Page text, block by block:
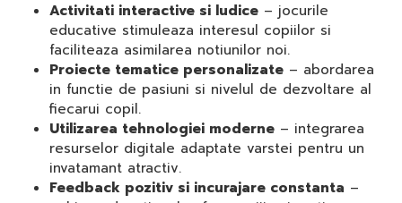
Activitati interactive si ludice – jocurile
educative stimuleaza interesul copiilor si
faciliteaza asimilarea notiunilor noi.
Proiecte tematice personalizate – abordarea
in functie de pasiuni si nivelul de dezvoltare al
fiecarui copil.
Utilizarea tehnologiei moderne – integrarea
resurselor digitale adaptate varstei pentru un
invatamant atractiv.
Feedback pozitiv si incurajare constanta –